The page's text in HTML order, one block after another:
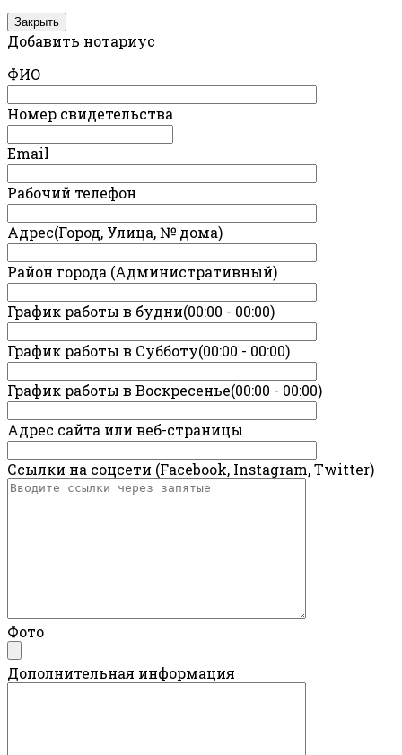
Закрыть
Добавить нотариус
ФИО
Номер свидетельства
Email
Рабочий телефон
Адрес(Город, Улица, № дома)
Район города (Административный)
График работы в будни(00:00 - 00:00)
График работы в Субботу(00:00 - 00:00)
График работы в Воскресенье(00:00 - 00:00)
Адрес сайта или веб-страницы
Ссылки на соцсети (Facebook, Instagram, Twitter)
Фото
Дополнительная информация